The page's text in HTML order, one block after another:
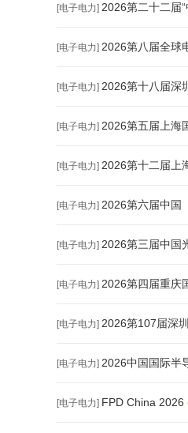
[电子电力] 2026第二十二届
[电子电力] 2026第八届全球
[电子电力] 2026第十八届深
[电子电力] 2026第五届上海
[电子电力] 2026第十二届上
[电子电力] 2026第六届中国
[电子电力] 2026第三届中国
[电子电力] 2026第四届重庆
[电子电力] 2026第107届深
[电子电力] 2026中国国际半
[电子电力] FPD China 2026